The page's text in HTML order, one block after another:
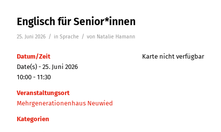
Englisch für Senior*innen
25. Juni 2026 / in Sprache / von Natalie Hamann
Karte nicht verfügbar
Datum/Zeit
Date(s) - 25. Juni 2026
10:00 - 11:30
Veranstaltungsort
Mehrgenerationenhaus Neuwied
Kategorien